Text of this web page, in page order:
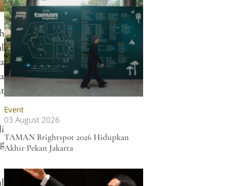
Event
03 August 2026
TAMAN Brightspot 2026 Hidupkan
Akhir Pekan Jakarta